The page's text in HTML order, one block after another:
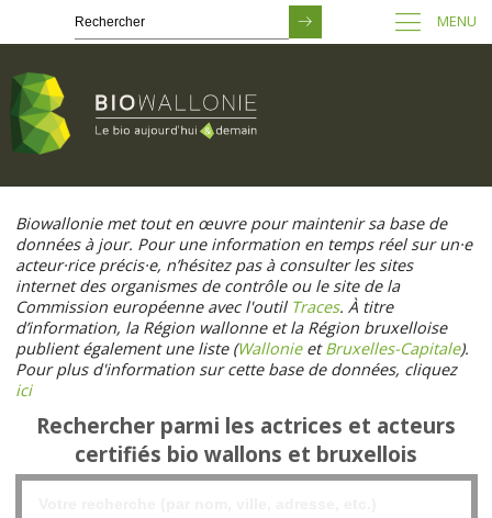
contenu
principal
MENU
Biowallonie met tout en œuvre pour maintenir sa base de
données à jour. Pour une information en temps réel sur un·e
acteur·rice précis·e, n’hésitez pas à consulter les sites
internet des organismes de contrôle ou le site de la
Commission européenne avec l'outil Traces. À titre
d’information, la Région wallonne et la Région bruxelloise
publient également une liste (WallonieetBruxelles-Capitale).
Pour plus d'information sur cette base de données, cliquez
ici
Rechercher parmi les actrices et acteurs
certifiés bio wallons et bruxellois